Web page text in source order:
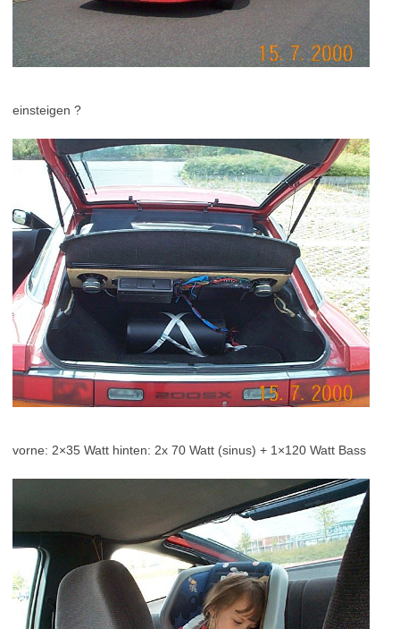
einsteigen ?
vorne: 2×35 Watt hinten: 2x 70 Watt (sinus) + 1×120 Watt Bass